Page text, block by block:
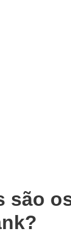
são